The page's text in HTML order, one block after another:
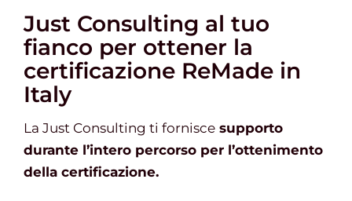
Just Consulting al tuo
fianco per ottener la
certificazione ReMade in
Italy
La Just Consulting ti fornisce supporto
durante l’intero percorso per l’ottenimento
della certificazione.